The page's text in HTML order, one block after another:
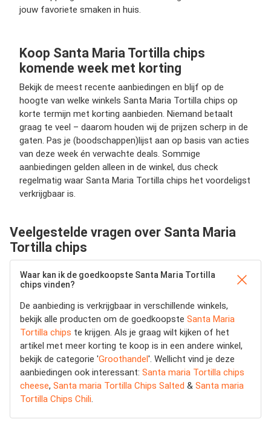
jouw favoriete smaken in huis.
Koop Santa Maria Tortilla chips
komende week met korting
Bekijk de meest recente aanbiedingen en blijf op de
hoogte van welke winkels Santa Maria Tortilla chips op
korte termijn met korting aanbieden. Niemand betaalt
graag te veel – daarom houden wij de prijzen scherp in de
gaten. Pas je (boodschappen)lijst aan op basis van acties
van deze week én verwachte deals. Sommige
aanbiedingen gelden alleen in de winkel, dus check
regelmatig waar Santa Maria Tortilla chips het voordeligst
verkrijgbaar is.
Veelgestelde vragen over Santa Maria
Tortilla chips
Waar kan ik de goedkoopste Santa Maria Tortilla
chips vinden?
De aanbieding is verkrijgbaar in verschillende winkels,
bekijk alle producten om de goedkoopste Santa Maria
Tortilla chips te krijgen. Als je graag wilt kijken of het
artikel met meer korting te koop is in een andere winkel,
bekijk de categorie 'Groothandel'. Wellicht vind je deze
aanbiedingen ook interessant: Santa maria Tortilla chips
cheese, Santa maria Tortilla Chips Salted & Santa maria
Tortilla Chips Chili